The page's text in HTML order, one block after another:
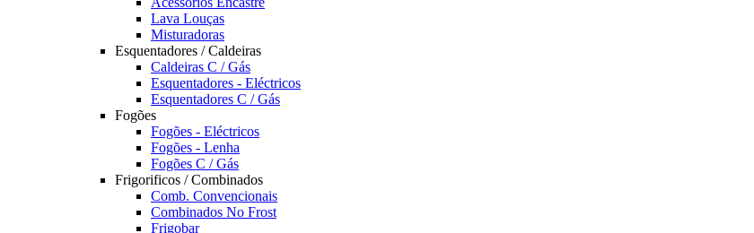
Lava Louças
Misturadoras
Esquentadores / Caldeiras
Caldeiras C / Gás
Esquentadores - Eléctricos
Esquentadores C / Gás
Fogões
Fogões - Eléctricos
Fogões - Lenha
Fogões C / Gás
Frigorificos / Combinados
Comb. Convencionais
Combinados No Frost
Frigobar